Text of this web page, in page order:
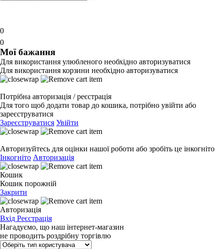
0
0
Мої бажання
Для використання улюбленого необхідно авторизуватися
Для використання корзини необхідно авторизуватися
Потрібна авторизація / реєстрація
Для того щоб додати товар до кошика, потрібно увійти або
зареєструватися
Зареєструватися Увійти
Авторизуйтесь для оцінки нашої роботи або зробіть це інкогніто
Інкогніто Авторизація
Кошик
Кошик порожній
Закрити
Авторизація
Вхід Реєстрація
Нагадуємо, що наш інтернет-магазин
не проводить роздрібну торгівлю